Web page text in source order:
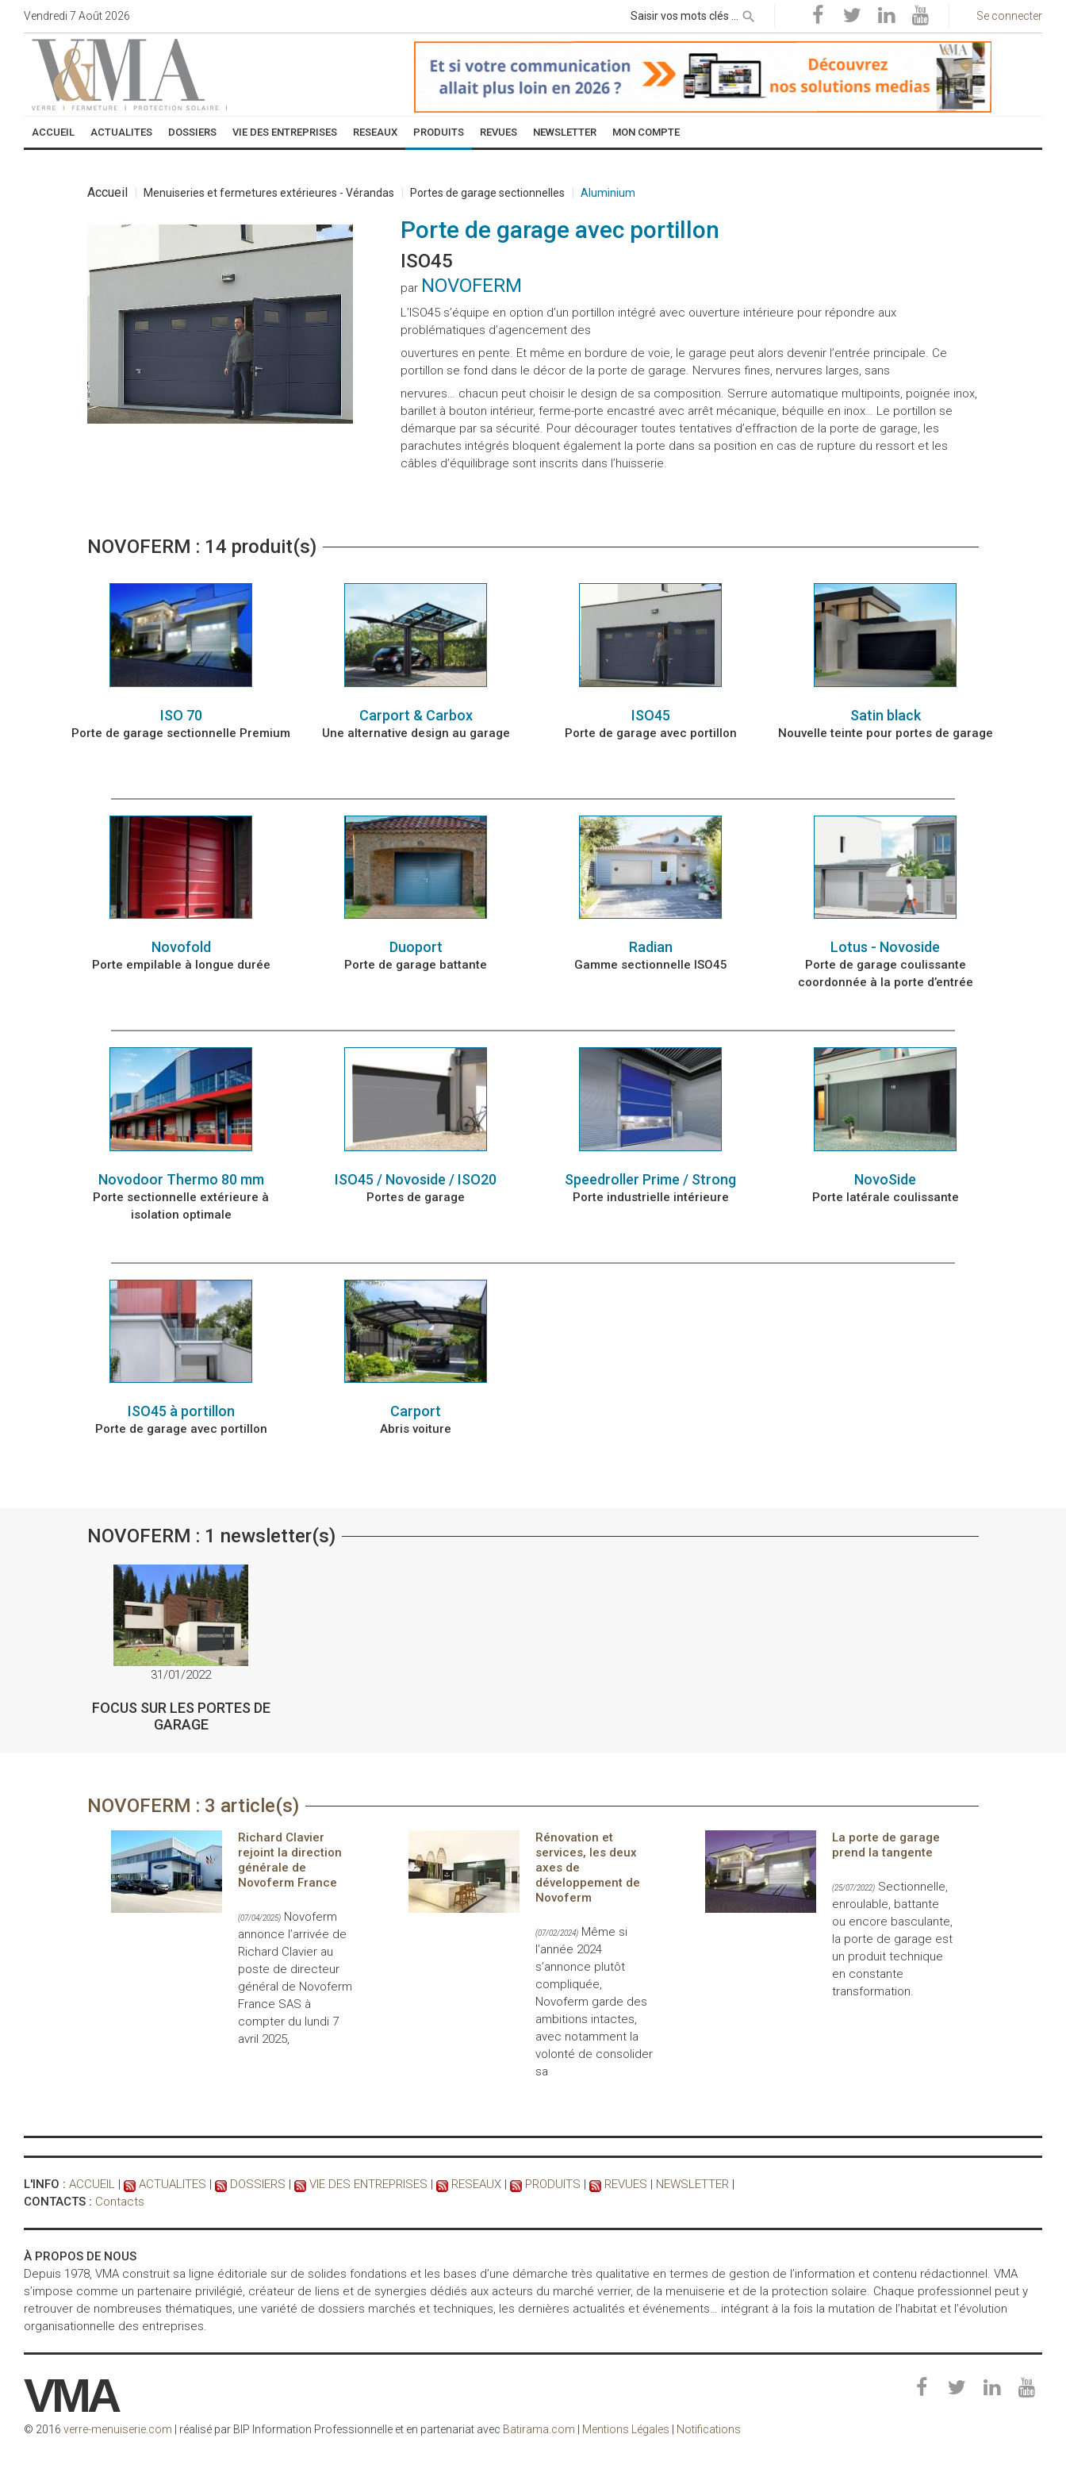
Vendredi 7 Août 2026 Se connecter
ACCUEIL ACTUALITES DOSSIERS VIE DES ENTREPRISES RESEAUX PRODUITS REVUES NEWSLETTER MON COMPTE
Accueil Menuiseries et fermetures extérieures - Vérandas Portes de garage sectionnelles Aluminium
Porte de garage avec portillon
ISO45
par NOVOFERM
L’ISO45 s’équipe en option d’un portillon intégré avec ouverture intérieure pour répondre aux
problématiques d’agencement des
ouvertures en pente. Et même en bordure de voie, le garage peut alors devenir l’entrée principale. Ce
portillon se fond dans le décor de la porte de garage. Nervures fines, nervures larges, sans
nervures… chacun peut choisir le design de sa composition. Serrure automatique multipoints, poignée inox,
barillet à bouton intérieur, ferme-porte encastré avec arrêt mécanique, béquille en inox… Le portillon se
démarque par sa sécurité. Pour décourager toutes tentatives d’effraction de la porte de garage, les
parachutes intégrés bloquent également la porte dans sa position en cas de rupture du ressort et les
câbles d’équilibrage sont inscrits dans l’huisserie.
NOVOFERM : 14 produit(s)
ISO 70
Porte de garage sectionnelle Premium
Carport & Carbox
Une alternative design au garage
ISO45
Porte de garage avec portillon
Satin black
Nouvelle teinte pour portes de garage
Novofold
Porte empilable à longue durée
Duoport
Porte de garage battante
Radian
Gamme sectionnelle ISO45
Lotus - Novoside
Porte de garage coulissante
coordonnée à la porte d’entrée
Novodoor Thermo 80 mm
Porte sectionnelle extérieure à
isolation optimale
ISO45 / Novoside / ISO20
Portes de garage
Speedroller Prime / Strong
Porte industrielle intérieure
NovoSide
Porte latérale coulissante
ISO45 à portillon
Porte de garage avec portillon
Carport
Abris voiture
NOVOFERM : 1 newsletter(s)
31/01/2022
FOCUS SUR LES PORTES DE
GARAGE
NOVOFERM : 3 article(s)
Richard Clavier
rejoint la direction
générale de
Novoferm France
(07/04/2025) Novoferm
annonce l’arrivée de
Richard Clavier au
poste de directeur
général de Novoferm
France SAS à
compter du lundi 7
avril 2025,
Rénovation et
services, les deux
axes de
développement de
Novoferm
(07/02/2024)Même si
l’année 2024
s’annonce plutôt
compliquée,
Novoferm garde des
ambitions intactes,
avec notamment la
volonté de consolider
sa
La porte de garage
prend la tangente
(25/07/2022) Sectionnelle,
enroulable, battante
ou encore basculante,
la porte de garage est
un produit technique
en constante
transformation.
L'INFO : ACCUEIL | ACTUALITES | DOSSIERS | VIE DES ENTREPRISES | RESEAUX | PRODUITS | REVUES | NEWSLETTER |
CONTACTS : Contacts
À PROPOS DE NOUS
Depuis 1978, VMA construit sa ligne éditoriale sur de solides fondations et les bases d’une démarche très qualitative en termes de gestion de l’information et contenu rédactionnel. VMA
s’impose comme un partenaire privilégié, créateur de liens et de synergies dédiés aux acteurs du marché verrier, de la menuiserie et de la protection solaire. Chaque professionnel peut y
retrouver de nombreuses thématiques, une variété de dossiers marchés et techniques, les dernières actualités et événements… intégrant à la fois la mutation de l’habitat et l’évolution
organisationnelle des entreprises.
VMA
© 2016 verre-menuiserie.com | réalisé par BIP Information Professionnelle et en partenariat avec Batirama.com Mentions Légales Notifications